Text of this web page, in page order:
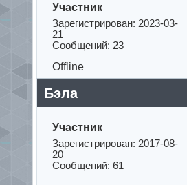
Участник
Зарегистрирован: 2023-03-
21
Сообщений: 23
Offline
Бэла
Участник
Зарегистрирован: 2017-08-
20
Сообщений: 61